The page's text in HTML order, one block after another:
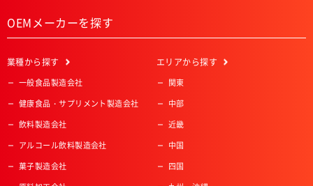
OEMメーカーを探す
業種から探す
一般食品製造会社
健康食品・サプリメント製造会社
飲料製造会社
アルコール飲料製造会社
菓子製造会社
エリアから探す
関東
中部
近畿
中国
四国